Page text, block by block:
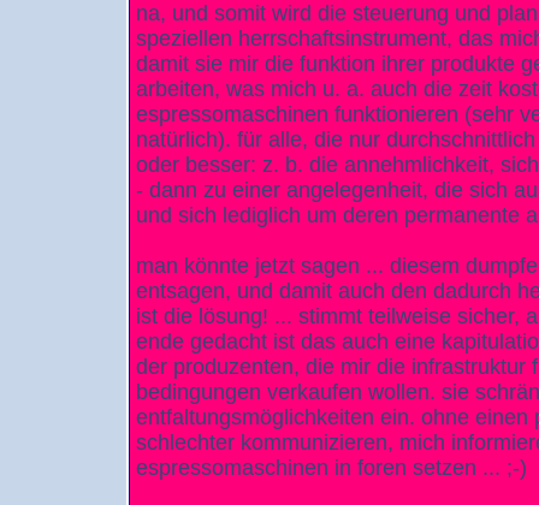
na, und somit wird die steuerung und
speziellen herrschaftsinstrument, das
damit sie mir die funktion ihrer produkte
arbeiten, was mich u. a. auch die zeit
espressomaschinen funktionieren (sehr
natürlich). für alle, die nur
oder besser: z. b. die annehmlichkeit,
- dann zu einer angelegenheit, die sich
und sich lediglich um deren permanente
man könnte jetzt sagen ... diesem
entsagen, und damit auch den dadurch
ist die lösung! ... stimmt teilweise sicher,
ende gedacht ist das auch eine
der produzenten, die mir die infrastruktur
bedingungen verkaufen wollen. sie
entfaltungsmöglichkeiten ein. ohne einen
schlechter kommunizieren, mich
espressomaschinen in foren setzen ... ;-)